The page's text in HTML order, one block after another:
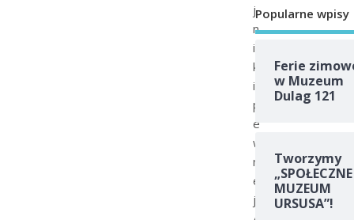
j
n
i
k
i
p
e
w
n
e
j
Popularne wpisy
Ferie
w Muzeum
Dulag 121
Tworzymy
„SPOŁECZNE
MUZEUM
URSUSA”!